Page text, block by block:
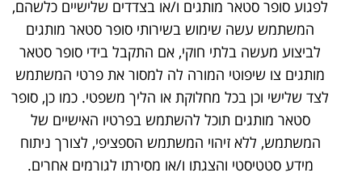
לפגוע סופר סטאר מותגים ו/או בצדדים שלישיים כלשהם,
המשתמש עשה שימוש בשירותי סופר סטאר מותגים
לביצוע מעשה בלתי חוקי, אם התקבל בידי סופר סטאר
מותגים צו שיפוטי המורה לה למסור את פרטי המשתמש
לצד שלישי וכן בכל מחלוקת או הליך משפטי. כמו כן, סופר
סטאר מותגים תוכל להשתמש בפרטיו האישיים של
המשתמש, ללא זיהוי המשתמש הספציפי, לצורך ניתוח
מידע סטטיסטי והצגתו ו/או מסירתו לגורמים אחרים.